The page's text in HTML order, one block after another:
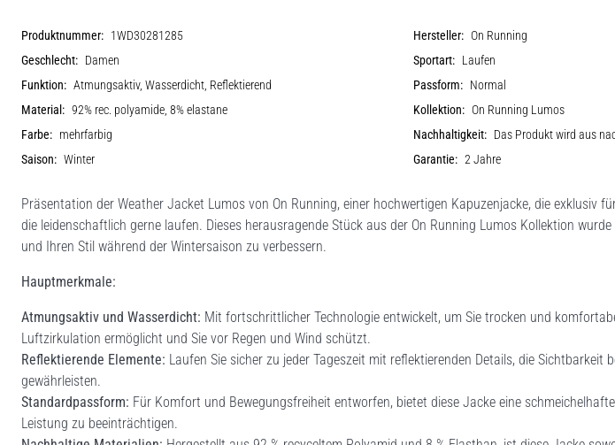
Produktnummer: 1WD30281285 Hersteller: On Running
Geschlecht: Damen Sportart: Laufen
Funktion: Atmungsaktiv, Wasserdicht, Reflektierend Passform: Normal
Material: 92% rec. polyamide, 8% elastane Kollektion: On Running Lumos
Farbe: mehrfarbig Nachhaltigkeit: Das Produkt wird aus
Saison: Winter Garantie: 2 Jahre
Präsentation der Weather Jacket Lumos von On Running, einer hochwertigen Kapuzenjacke, die exklusiv
die leidenschaftlich gerne laufen. Dieses herausragende Stück aus der On Running Lumos Kollektion
und Ihren Stil während der Wintersaison zu verbessern.
Hauptmerkmale:
Atmungsaktiv und Wasserdicht: Mit fortschrittlicher Technologie entwickelt, um Sie trocken und
Luftzirkulation ermöglicht und Sie vor Regen und Wind schützt.
Reflektierende Elemente: Laufen Sie sicher zu jeder Tageszeit mit reflektierenden Details, die Sichtbarkeit
gewährleisten.
Standardpassform: Für Komfort und Bewegungsfreiheit entworfen, bietet diese Jacke eine
Leistung zu beeinträchtigen.